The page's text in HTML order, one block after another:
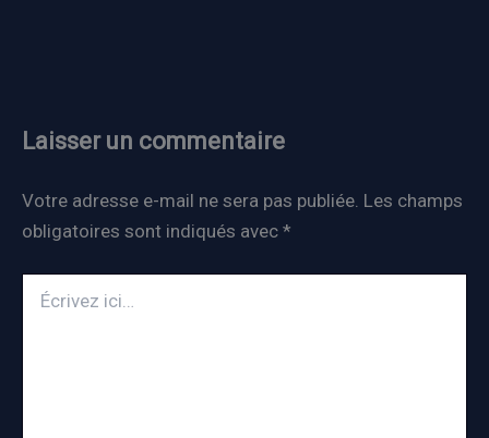
Laisser un commentaire
Votre adresse e-mail ne sera pas publiée. Les champs
obligatoires sont indiqués avec *
ici…